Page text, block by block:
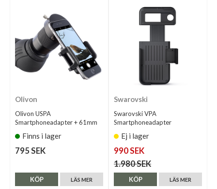
Olivon
Olivon USPA
Smartphoneadapter + 61mm
Finns i lager
795 SEK
LÄS MER
KÖP
Swarovski
Swarovski VPA
Smartphoneadapter
Ej i lager
990 SEK
1.980 SEK
LÄS MER
KÖP